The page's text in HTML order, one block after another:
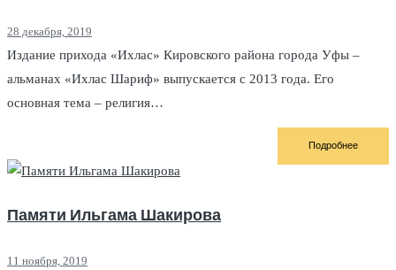
28 декабря, 2019
Издание прихода «Ихлас» Кировского района города Уфы –
альманах «Ихлас Шариф» выпускается с 2013 года. Его
основная тема – религия…
Подробнее
Памяти Ильгама Шакирова
11 ноября, 2019